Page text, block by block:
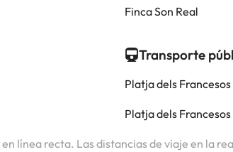
Finca Son Real
Transporte
Platja dels Francesos
Platja dels Francesos
línea recta. Las distancias de viaje en la